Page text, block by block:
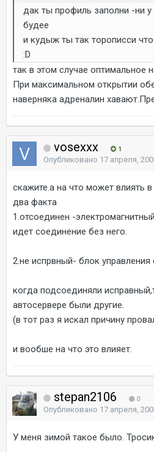
дак ты профиль заполни -ни у
будее
и кудыж ты так торописси
:D
так в этом случае оптимальное
При максимальном открытии
наверняка адреналин
vosexxx 1
Опубликовано 17 апреля,
скажите.а на что может влиять
два факта
1.отсоединен -
идет соединение без него.
2.не испрвный- блок
когда подсоединяли
автосервере были другие.
(в тот раз я искал причину
и вообше на что это влияет.
stepan2106 0
Опубликовано 17 апреля,
У меня зимой такое было.